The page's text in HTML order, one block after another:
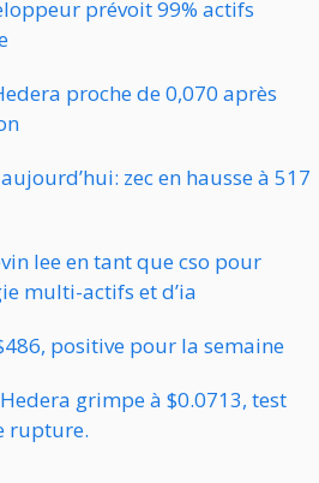
prévoit 99% actifs
proche de 0,070 après
zec en hausse à 517
lee en tant que cso pour
multi-actifs et d’ia
positive pour la semaine
grimpe à $0.0713, test
rupture.